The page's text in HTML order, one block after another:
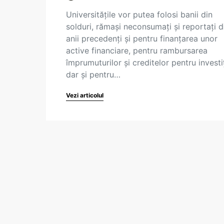
Universitățile vor putea folosi banii din
solduri, rămași neconsumați și reportați
anii precedenți și pentru finanțarea unor
active financiare, pentru rambursarea
împrumuturilor și creditelor pentru
dar și pentru…
Vezi articolul